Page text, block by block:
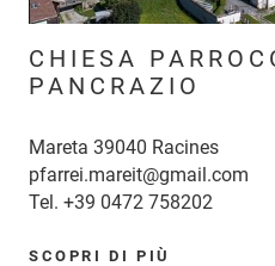
CHIESA
PANCRAZIO
Mareta 39040 Racines
pfarrei.mareit@gmail.com
Tel. +39 0472 758202
SCOPRI DI PIÙ